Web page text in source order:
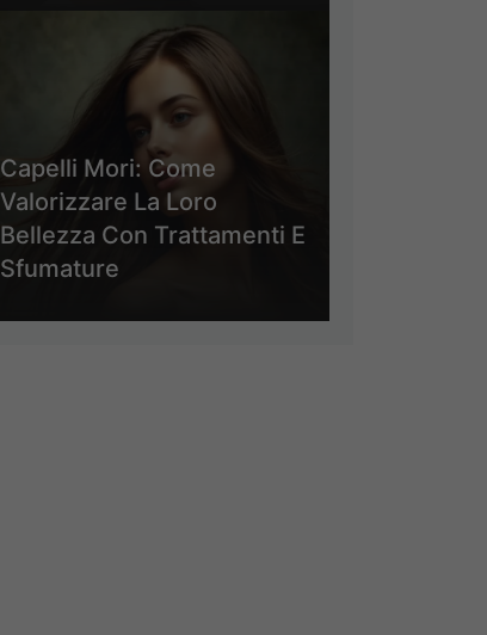
Capelli Mori: Come
Valorizzare La Loro
Bellezza Con Trattamenti E
Sfumature